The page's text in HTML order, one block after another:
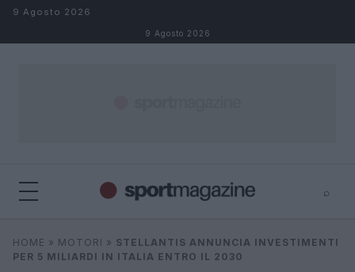
Salta al contenuto
9 Agosto 2026
9 Agosto 2026
⌕
Cerca
⌕ ×
HOME » MOTORI » STELLANTIS ANNUNCIA INVESTIMENTI
PER 5 MILIARDI IN ITALIA ENTRO IL 2030